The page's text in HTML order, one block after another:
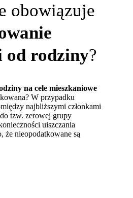
obowiązuje
od rodziny?
na cele mieszkaniowe
W przypadku
najbliższymi członkami
tzw. zerowej grupy
uiszczania
że nieopodatkowane są